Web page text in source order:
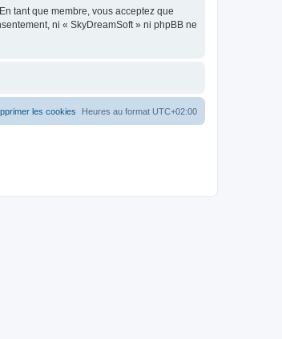
tant que membre, vous acceptez que
ni « SkyDreamSoft » ni phpBB ne
Heures au format UTC+02:00
les cookies